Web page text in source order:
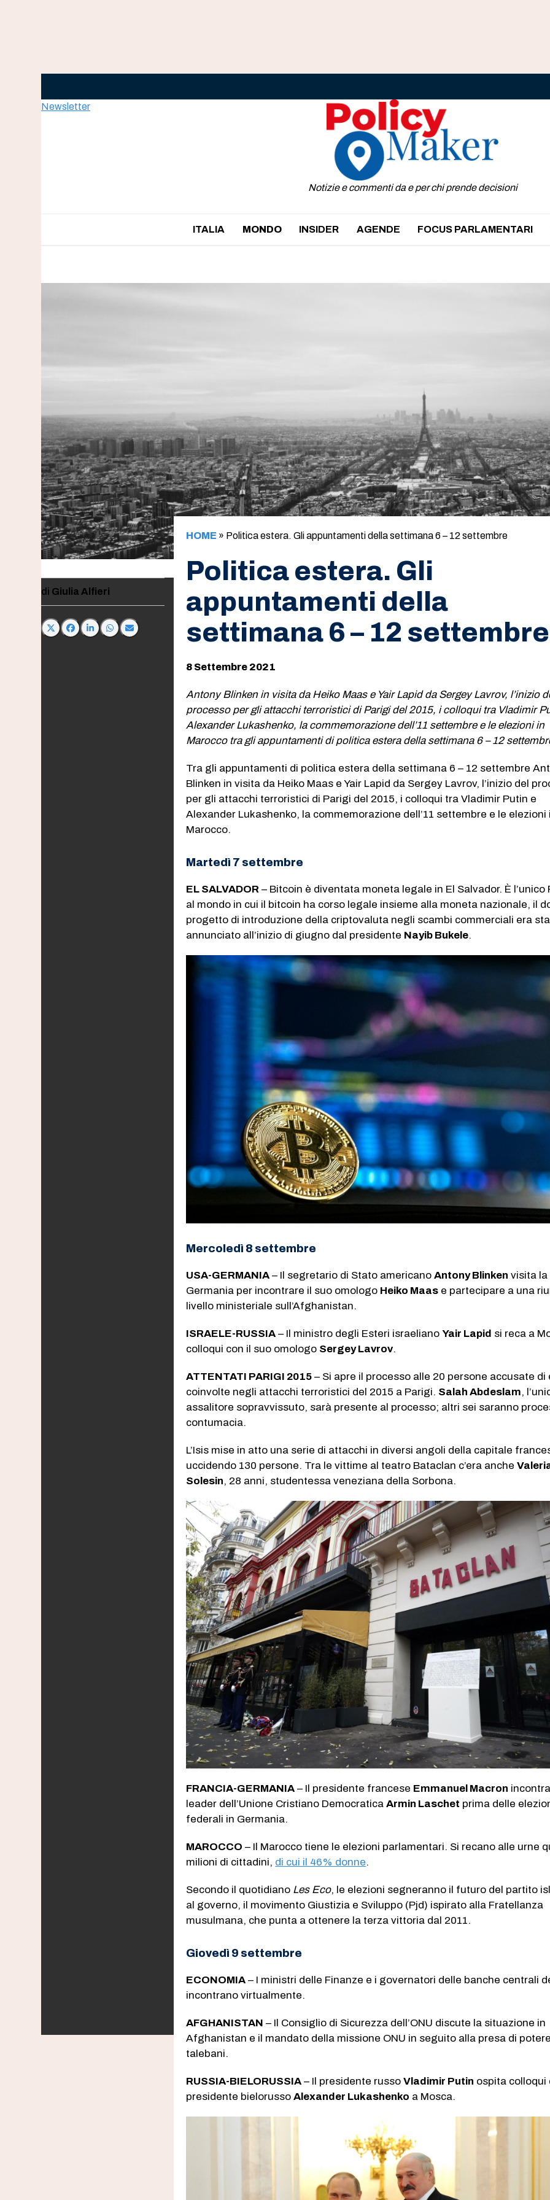
Newsletter
Notizie e commenti da e per chi prende decisioni
ITALIA MONDO INSIDER AGENDE FOCUS PARLAMENTARI
Giulia Alfieri
HOME » Politica estera. Gli appuntamenti della settimana 6 – 12 settembre
Politica estera. Gli
appuntamenti della
settimana 6 – 12 settembre
8 Settembre 2021
Antony Blinken in visita da Heiko Maas e Yair Lapid da Sergey Lavrov, l’inizio
processo per gli attacchi terroristici di Parigi del 2015, i colloqui tra Vladimir
Alexander Lukashenko, la commemorazione dell’11 settembre e le elezioni in
Marocco tra gli appuntamenti di politica estera della settimana 6 – 12
Tra gli appuntamenti di politica estera della settimana 6 – 12 settembre
Blinken in visita da Heiko Maas e Yair Lapid da Sergey Lavrov, l’inizio del
per gli attacchi terroristici di Parigi del 2015, i colloqui tra Vladimir Putin e
Alexander Lukashenko, la commemorazione dell’11 settembre e le elezioni
Marocco.
Martedì 7 settembre
EL SALVADOR – Bitcoin è diventata moneta legale in El Salvador. È l’unico
al mondo in cui il bitcoin ha corso legale insieme alla moneta nazionale, il
progetto di introduzione della criptovaluta negli scambi commerciali era
annunciato all’inizio di giugno dal presidente Nayib Bukele.
Mercoledì 8 settembre
USA-GERMANIA – Il segretario di Stato americanoAntony Blinken visita la
Germania per incontrare il suo omologo Heiko Maas e partecipare a una
livello ministeriale sull’Afghanistan.
ISRAELE-RUSSIA – Il ministro degli Esteri israelianoYair Lapid si reca a
colloqui con il suo omologo Sergey Lavrov.
ATTENTATI PARIGI 2015 – Si apre il processo alle 20 persone accusate di
coinvolte negli attacchi terroristici del 2015 a Parigi. Salah Abdeslam,
assalitore sopravvissuto, sarà presente al processo; altri sei saranno
contumacia.
L’Isis mise in atto una serie di attacchi in diversi angoli della capitale
uccidendo 130 persone. Tra le vittime al teatro Bataclan c’era anche
Solesin, 28 anni, studentessa veneziana della Sorbona.
FRANCIA-GERMANIA – Il presidente francese Emmanuel Macron
leader dell’Unione Cristiano DemocraticaArmin Laschet prima delle
federali in Germania.
MAROCCO – Il Marocco tiene le elezioni parlamentari. Si recano alle urne
milioni di cittadini, di cui il 46% donne.
Secondo il quotidiano Les Eco, le elezioni segneranno il futuro del partito
al governo, il movimento Giustizia e Sviluppo (Pjd) ispirato alla Fratellanza
musulmana, che punta a ottenere la terza vittoria dal 2011.
Giovedì 9 settembre
ECONOMIA – I ministri delle Finanze e i governatori delle banche centrali
incontrano virtualmente.
AFGHANISTAN – Il Consiglio di Sicurezza dell’ONU discute la situazione in
Afghanistan e il mandato della missione ONU in seguito alla presa di
talebani.
RUSSIA-BIELORUSSIA – Il presidente russoVladimir Putin ospita colloqui
presidente bielorussoAlexander Lukashenko a Mosca.